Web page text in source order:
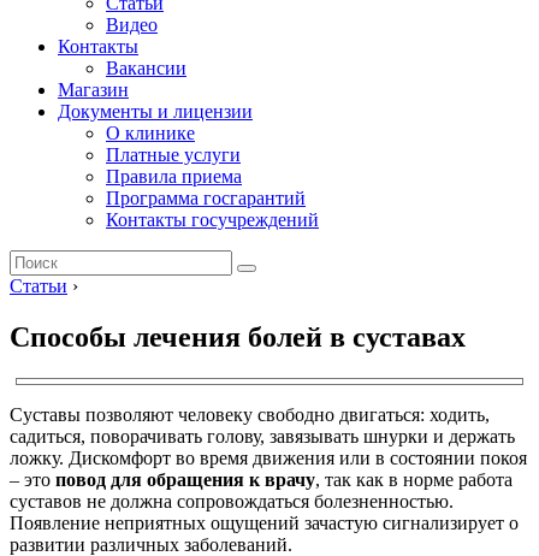
Видео
Контакты
Вакансии
Магазин
Документы и лицензии
О клинике
Платные услуги
Правила приема
Программа госгарантий
Контакты госучреждений
Статьи ›
Способы лечения болей в суставах
Суставы позволяют человеку свободно двигаться: ходить,
садиться, поворачивать голову, завязывать шнурки и держать
ложку. Дискомфорт во время движения или в состоянии покоя
– это повод для обращения к врачу, так как в норме работа
суставов не должна сопровождаться болезненностью.
Появление неприятных ощущений зачастую сигнализирует о
развитии различных заболеваний.